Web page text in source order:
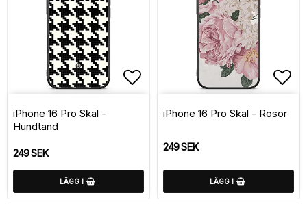
Lägg till i favoritlistan
iPhone 16 Pro Skal -
Hundtand
249 SEK
LÄGG I
iPhone 16 Pro Skal - Rosor
249 SEK
LÄGG I